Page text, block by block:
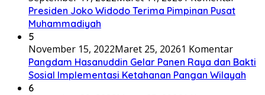
Presiden Joko Widodo Terima Pimpinan Pusat
Muhammadiyah
5
November 15, 2022Maret 25, 20261 Komentar
Pangdam Hasanuddin Gelar Panen Raya dan Bakti
Sosial Implementasi Ketahanan Pangan Wilayah
6